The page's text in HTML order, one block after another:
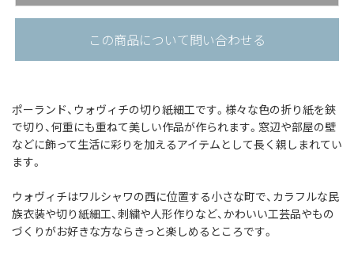
この商品について問い合わせる
ポーランド、ウォヴィチの切り紙細工です。 様々な色の折り紙を鋏
で切り、何重にも重ねて美しい作品が作られます。 窓辺や部屋の壁
などに飾って生活に彩りを加えるアイテムとして長く親しまれてい
ます。
ウォヴィチはワルシャワの西に位置する小さな町で、 カラフルな民
族衣装や切り紙細工、刺繍や人形作りなど、かわいい工芸品やもの
づくりがお好きな方ならきっと楽しめるところです。